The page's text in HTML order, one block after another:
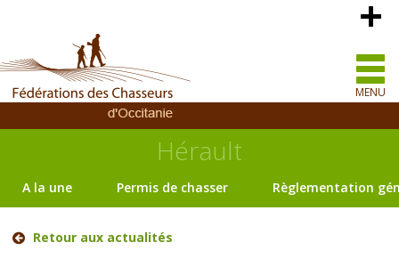
MENU
Hérault
A la une Permis de chasser Règlementation
Retour aux actualités